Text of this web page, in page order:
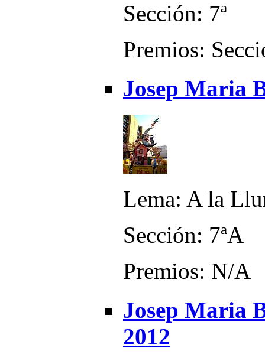
Sección: 7ª
Premios:
Josep Maria
Lema: A la
Sección: 7ªA
Premios: N/A
Josep Maria
2012